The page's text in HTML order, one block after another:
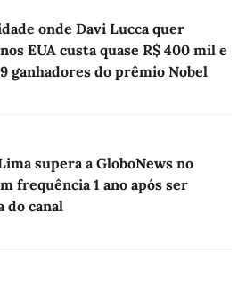
onde Davi Lucca quer
EUA custa quase R$ 400 mil e
ganhadores do prêmio Nobel
supera a GloboNews no
frequência 1 ano após ser
do canal